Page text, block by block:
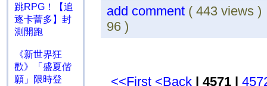
跳RPG！【追
逐卡蕾多】封
測開跑
《新世界狂
歡》「盛夏偕
願」限時登
add comment ( 443
96 )
<<First <Back | 4571 |